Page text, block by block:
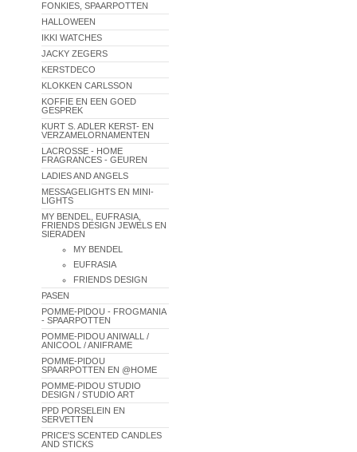
FONKIES, SPAARPOTTEN
HALLOWEEN
IKKI WATCHES
JACKY ZEGERS
KERSTDECO
KLOKKEN CARLSSON
KOFFIE EN EEN GOED
GESPREK
KURT S. ADLER KERST- EN
VERZAMELORNAMENTEN
LACROSSE - HOME
FRAGRANCES - GEUREN
LADIES AND ANGELS
MESSAGELIGHTS EN MINI-
LIGHTS
MY BENDEL, EUFRASIA,
FRIENDS DESIGN JEWELS EN
SIERADEN
MY BENDEL
EUFRASIA
FRIENDS DESIGN
PASEN
POMME-PIDOU - FROGMANIA
- SPAARPOTTEN
POMME-PIDOU ANIWALL /
ANICOOL / ANIFRAME
POMME-PIDOU
SPAARPOTTEN EN @HOME
POMME-PIDOU STUDIO
DESIGN / STUDIO ART
PPD PORSELEIN EN
SERVETTEN
PRICE'S SCENTED CANDLES
AND STICKS